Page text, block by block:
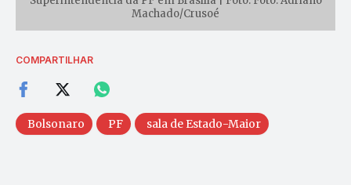
Machado/Crusoé
COMPARTILHAR
Bolsonaro PF sala de Estado-Maior